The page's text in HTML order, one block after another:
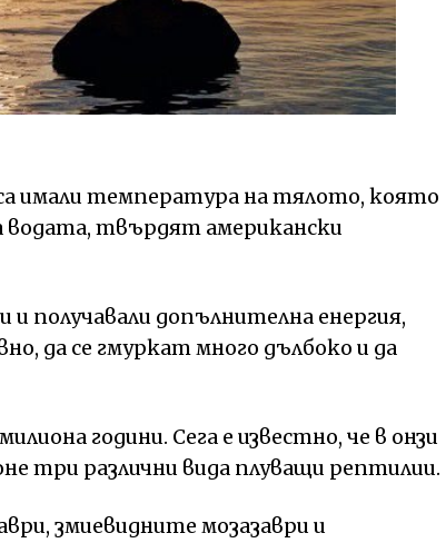
имали температура на тялото, която
водата, твърдят американски
получавали допълнителна енергия,
да се гмуркат много дълбоко и да
години. Сега е известно, че в онзи
три различни вида плуващи рептилии.
змиевидните мозазаври и